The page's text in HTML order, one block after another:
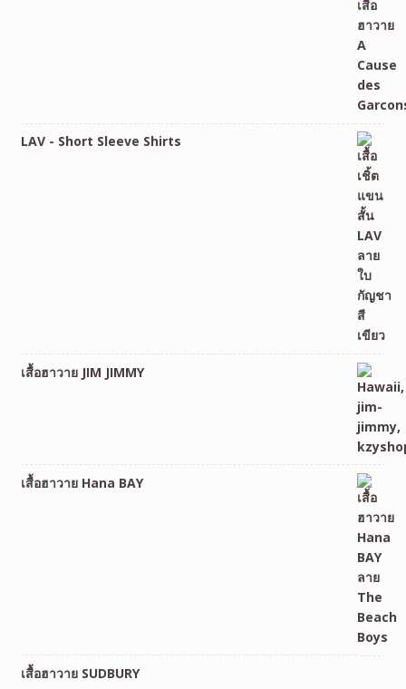
LAV - Short Sleeve Shirts
เสื้อฮาวาย JIM JIMMY
เสื้อฮาวาย Hana BAY
เสื้อฮาวาย SUDBURY